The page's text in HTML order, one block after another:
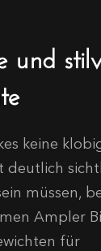
und
keine
deutlich
müssen,
Ampler
für